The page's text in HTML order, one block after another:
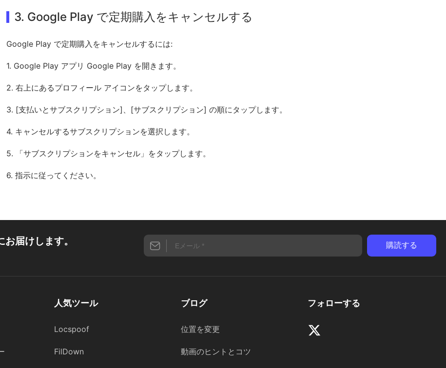
3. Google Play で定期購入をキャンセルする
Google Play で定期購入をキャンセルするには:
1. Google Play アプリ Google Play を開きます。
2. 右上にあるプロフィール アイコンをタップします。
3. [支払いとサブスクリプション]、[サブスクリプション] の順にタップします。
4. キャンセルするサブスクリプションを選択します。
5. 「サブスクリプションをキャンセル」をタップします。
6. 指示に従ってください。
届けします。
人気ツール
Locspoof
FilDown
ブログ
位置を変更
動画のヒントとコツ
フォローする